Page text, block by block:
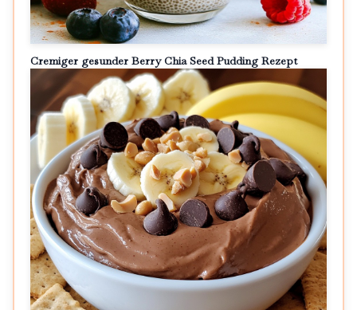
Cremiger gesunder Berry Chia Seed Pudding Rezept